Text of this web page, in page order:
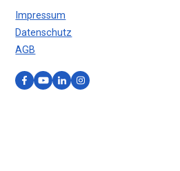
Impressum
Datenschutz
AGB